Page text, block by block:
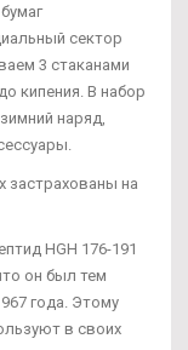
сектор
3 стаканами
кипения. В набор
наряд,
застрахованы на
HGH 176-191
он был тем
года. Этому
в своих